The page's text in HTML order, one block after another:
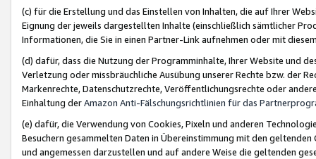
(c) für die Erstellung und das Einstellen von Inhalten, die auf Ihrer
Eignung der jeweils dargestellten Inhalte (einschließlich sämtlicher
Informationen, die Sie in einen Partner-Link aufnehmen oder mit
(d) dafür, dass die Nutzung der Programminhalte, Ihrer Website und
Verletzung oder missbräuchliche Ausübung unserer Rechte bzw. der
Markenrechte, Datenschutzrechte, Veröffentlichungsrechte oder
Einhaltung derAmazon Anti-Fälschungsrichtlinien für das
(e) dafür, die Verwendung von Cookies, Pixeln und anderen
Besuchern gesammelten Daten in Übereinstimmung mit den
und angemessen darzustellen und auf andere Weise die geltenden